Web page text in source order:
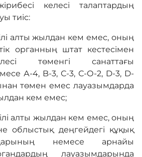
келесі талаптардың
тиіс:
алты жылдан кем емес, оның
органның штат кестесімен
төменгі санаттағы
А-4, B-3, С-3, С-О-2, D-3, D-
төмен емес лауазымдарда
кем емес;
алты жылдан кем емес, оның
облыстық деңгейдегі құқық
немесе арнайы
лауазымдарында